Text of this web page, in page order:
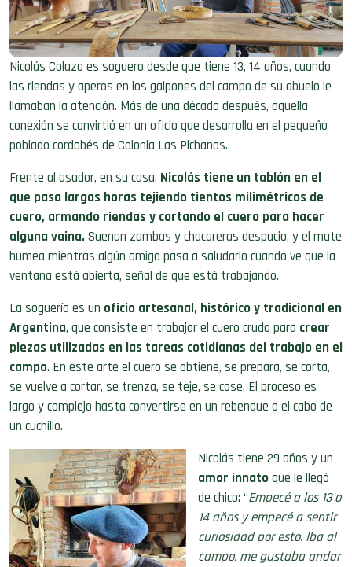
Nicolás Colazo es soguero desde que tiene 13, 14 años, cuando
las riendas y aperos en los galpones del campo de su abuelo le
llamaban la atención. Más de una década después, aquella
conexión se convirtió en un oficio que desarrolla en el pequeño
poblado cordobés de Colonia Las Pichanas.
Frente al asador, en su casa, Nicolás tiene un tablón en el
que pasa largas horas tejiendo tientos milimétricos de
cuero, armando riendas y cortando el cuero para hacer
alguna vaina.Suenan zambas y chacareras despacio, y el mate
humea mientras algún amigo pasa a saludarlo cuando ve que la
ventana está abierta, señal de que está trabajando.
La soguería es un oficio artesanal, histórico y tradicional en
Argentina, que consiste en trabajar el cuero crudo para crear
piezas utilizadas en las tareas cotidianas del trabajo en el
campo. En este arte el cuero se obtiene, se prepara, se corta,
se vuelve a cortar, se trenza, se teje, se cose. El proceso es
largo y complejo hasta convertirse en un rebenque o el cabo de
un cuchillo.
Nicolás tiene 29 años y un
amor innatoque le llegó
de chico: “Empecé a los 13 o
14 años y empecé a sentir
curiosidad por esto. Iba al
campo, me gustaba andar